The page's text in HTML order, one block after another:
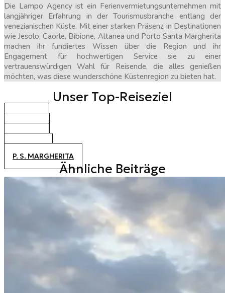
Die Lampo Agency ist ein Ferienvermietungsunternehmen mit
langjähriger Erfahrung in der Tourismusbranche entlang der
venezianischen Küste. Mit einer starken Präsenz in Destinationen
wie Jesolo, Caorle, Bibione, Altanea und Porto Santa Margherita
machen ihr fundiertes Wissen über die Region und ihr
Engagement für hochwertigen Service sie zu einer
vertrauenswürdigen Wahl für Reisende, die alles genießen
möchten, was diese wunderschöne Küstenregion zu bieten hat.
Unser Top-Reiseziel
BIBIONE
CAORLE
JESOLO
ALTANEA
P. S. MARGHERITA
Ähnliche Beiträge